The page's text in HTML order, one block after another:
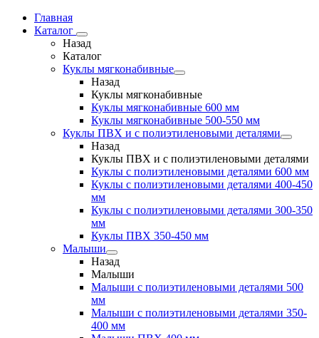
Главная
Каталог
Назад
Каталог
Куклы мягконабивные
Назад
Куклы мягконабивные
Куклы мягконабивные 600 мм
Куклы мягконабивные 500-550 мм
Куклы ПВХ и с полиэтиленовыми деталями
Назад
Куклы ПВХ и с полиэтиленовыми деталями
Куклы с полиэтиленовыми деталями 600 мм
Куклы с полиэтиленовыми деталями 400-450
мм
Куклы с полиэтиленовыми деталями 300-350
мм
Куклы ПВХ 350-450 мм
Малыши
Назад
Малыши
Малыши с полиэтиленовыми деталями 500
мм
Малыши с полиэтиленовыми деталями 350-
400 мм